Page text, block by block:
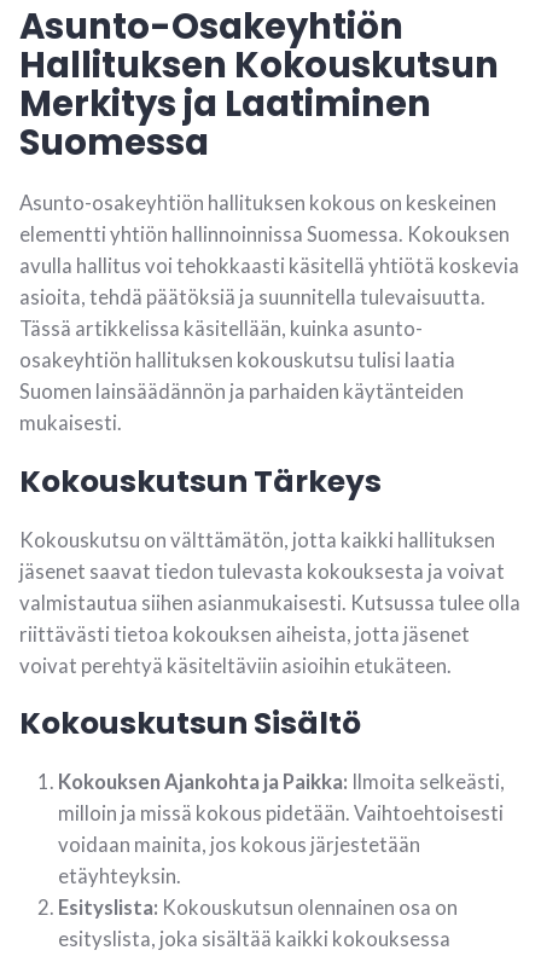
Asunto-Osakeyhtiön
Hallituksen Kokouskutsun
Merkitys ja Laatiminen
Suomessa
Asunto-osakeyhtiön hallituksen kokous on keskeinen
elementti yhtiön hallinnoinnissa Suomessa. Kokouksen
avulla hallitus voi tehokkaasti käsitellä yhtiötä koskevia
asioita, tehdä päätöksiä ja suunnitella tulevaisuutta.
Tässä artikkelissa käsitellään, kuinka asunto-
osakeyhtiön hallituksen kokouskutsu tulisi laatia
Suomen lainsäädännön ja parhaiden käytänteiden
mukaisesti.
Kokouskutsun Tärkeys
Kokouskutsu on välttämätön, jotta kaikki hallituksen
jäsenet saavat tiedon tulevasta kokouksesta ja voivat
valmistautua siihen asianmukaisesti. Kutsussa tulee olla
riittävästi tietoa kokouksen aiheista, jotta jäsenet
voivat perehtyä käsiteltäviin asioihin etukäteen.
Kokouskutsun Sisältö
Kokouksen Ajankohta ja Paikka: Ilmoita selkeästi,
milloin ja missä kokous pidetään. Vaihtoehtoisesti
voidaan mainita, jos kokous järjestetään
etäyhteyksin.
Esityslista: Kokouskutsun olennainen osa on
esityslista, joka sisältää kaikki kokouksessa